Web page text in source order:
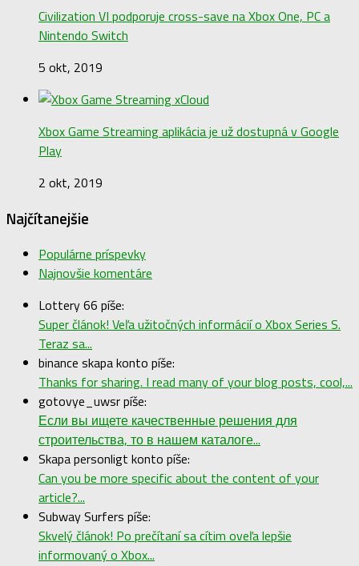
Civilization VI podporuje cross-save na Xbox One, PC a
Nintendo Switch
5 okt, 2019
Xbox Game Streaming aplikácia je už dostupná v Google
Play
2 okt, 2019
Najčítanejšie
Populárne príspevky
Najnovšie komentáre
Lottery 66 píše:
Super článok! Veľa užitočných informácií o Xbox Series S.
Teraz sa...
binance skapa konto píše:
Thanks for sharing. I read many of your blog posts, cool,...
gotovye_uwsr píše:
Если вы ищете качественные решения для
строительства, то в нашем каталоге...
Skapa personligt konto píše:
Can you be more specific about the content of your
article?...
Subway Surfers píše:
Skvelý článok! Po prečítaní sa cítim oveľa lepšie
informovaný o Xbox...